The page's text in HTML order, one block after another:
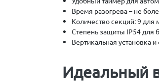
Время разогрева – не
Количество секций: 9
Степень защиты IP54 для
Вертикальная установка
Идеальный